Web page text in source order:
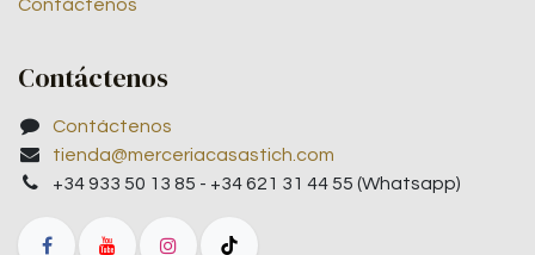
Contáctenos
Contáctenos
Contáctenos
tienda@merceriacasastich.com
+34 933 50 13 85 - +34 621 31 44 55 (Whatsapp)